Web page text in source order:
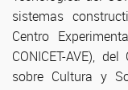
sistemas
Centro
CONICET-AVE),
sobre Cultura y